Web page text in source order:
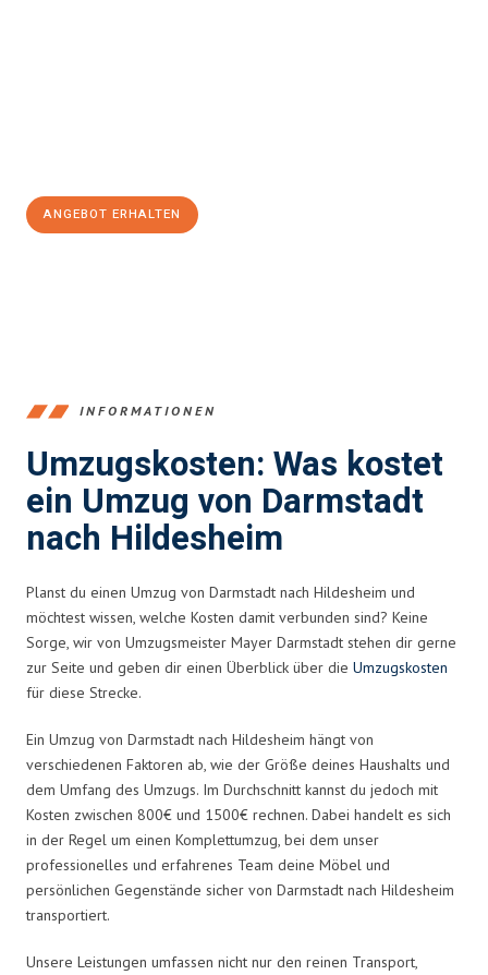
ANGEBOT ERHALTEN
INFORMATIONEN
Umzugskosten: Was kostet
ein Umzug von Darmstadt
nach Hildesheim
Planst du einen Umzug von Darmstadt nach Hildesheim und
möchtest wissen, welche Kosten damit verbunden sind? Keine
Sorge, wir von Umzugsmeister Mayer Darmstadt stehen dir gerne
zur Seite und geben dir einen Überblick über die Umzugskosten
für diese Strecke.
Ein Umzug von Darmstadt nach Hildesheim hängt von
verschiedenen Faktoren ab, wie der Größe deines Haushalts und
dem Umfang des Umzugs. Im Durchschnitt kannst du jedoch mit
Kosten zwischen 800€ und 1500€ rechnen. Dabei handelt es sich
in der Regel um einen Komplettumzug, bei dem unser
professionelles und erfahrenes Team deine Möbel und
persönlichen Gegenstände sicher von Darmstadt nach Hildesheim
transportiert.
Unsere Leistungen umfassen nicht nur den reinen Transport,